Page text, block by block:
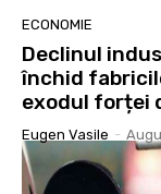
ECONOMIE
Declinul
închid
exodul forței
Eugen Vasile -